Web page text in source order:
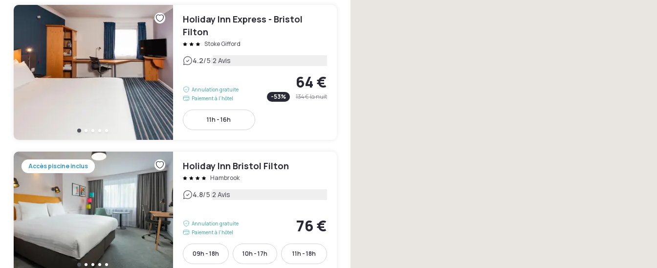
Holiday Inn Express - Bristol
Filton
Stoke Gifford
4.2/5|2 Avis
Annulation gratuite
Paiement à l'hôtel
64 €
-53% 134 €la nuit
11h - 16h
Accès piscine inclus Holiday Inn Bristol Filton
Hambrook
4.8/5|2 Avis
Annulation gratuite
Paiement à l'hôtel
76 €
09h - 18h 10h - 17h 11h - 18h